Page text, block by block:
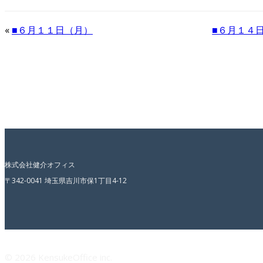
« ■６月１１日（月） ■６月１４
株式会社健介オフィス
〒342-0041 埼玉県吉川市保1丁目4-12